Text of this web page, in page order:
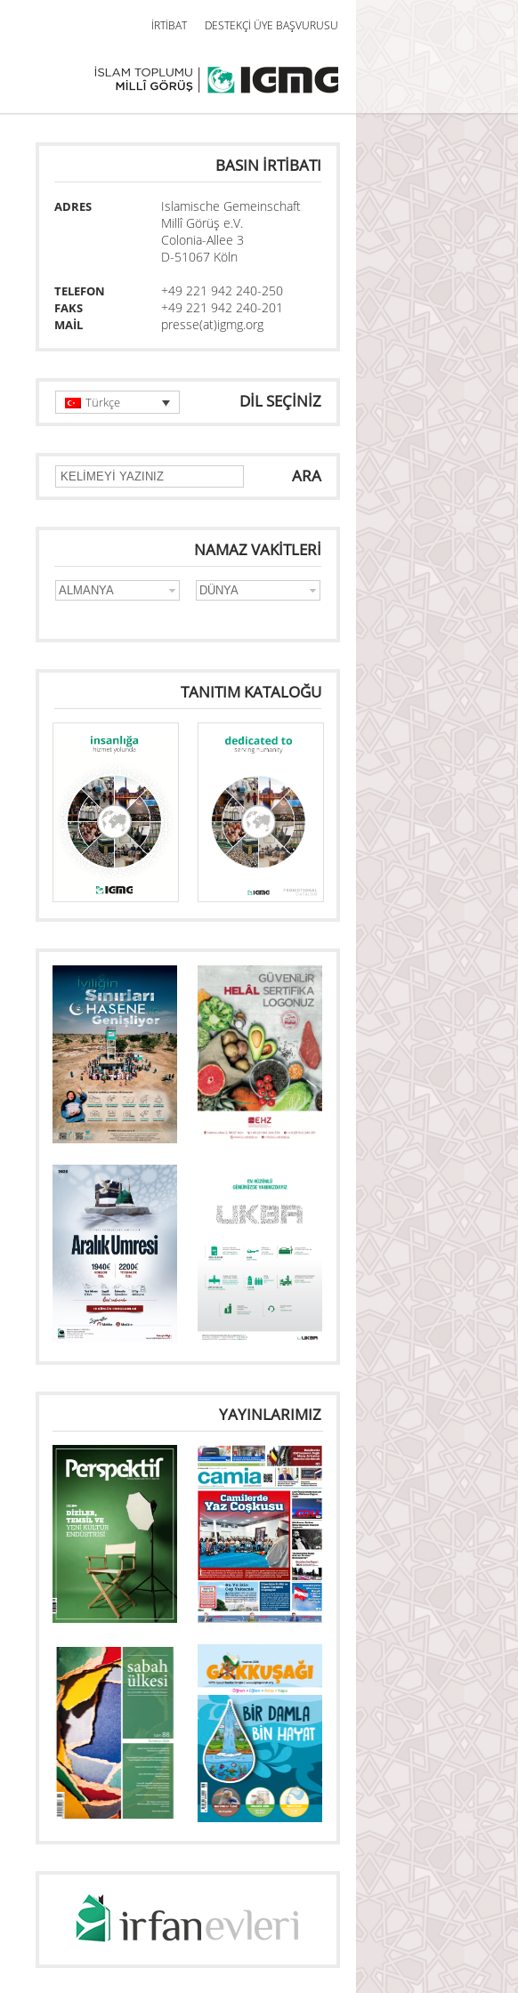
İRTİBAT DESTEKÇİ ÜYE BAŞVURUSU
BASIN İRTİBATI
ADRES
Islamische Gemeinschaft
Millî Görüş e.V.
Colonia-Allee 3
D-51067 Köln
TELEFON +49 221 942 240-250
FAKS +49 221 942 240-201
MAİL presse(at)igmg.org
DİL SEÇİNİZ
Türkçe
ARA
NAMAZ VAKİTLERİ
TANITIM KATALOĞU
YAYINLARIMIZ